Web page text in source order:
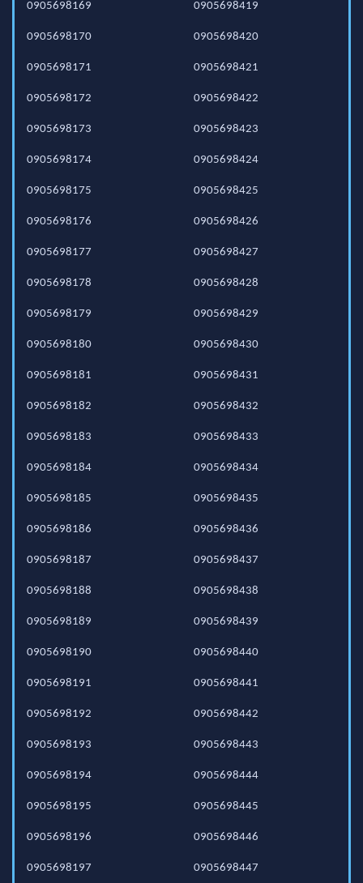
0905698169
0905698170
0905698171
0905698172
0905698173
0905698174
0905698175
0905698176
0905698177
0905698178
0905698179
0905698180
0905698181
0905698182
0905698183
0905698184
0905698185
0905698186
0905698187
0905698188
0905698189
0905698190
0905698191
0905698192
0905698193
0905698194
0905698195
0905698196
0905698197
0905698419
0905698420
0905698421
0905698422
0905698423
0905698424
0905698425
0905698426
0905698427
0905698428
0905698429
0905698430
0905698431
0905698432
0905698433
0905698434
0905698435
0905698436
0905698437
0905698438
0905698439
0905698440
0905698441
0905698442
0905698443
0905698444
0905698445
0905698446
0905698447